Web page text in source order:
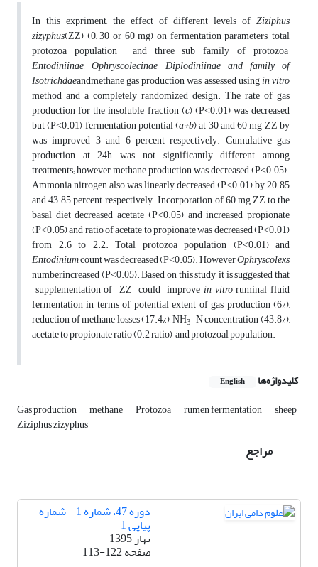
In this expriment, the effect of different levels of Ziziphus
zizyphus(ZZ) (0, 30 or 60 mg) on fermentation parameters, total
protozoa population and three sub family of protozoa
Entodiniinae, Ophryscolecinae, Diplodiniinae and family of
Isotrichdaeandmethane gas production was assessed usingin vitro
method and a completely randomized design. The rate of gas
production for the insoluble fraction (c) (P˂0.01) was decreased
but (P˂0.01) fermentation potential (a+b) at 30 and 60 mg ZZ by
was improved 3 and 6 percent respectively. Cumulative gas
production at 24h was not significantly different among
treatments; however methane production was decreased (P˂0.05).
Ammonia nitrogen also was linearly decreased (P˂0.01) by 20.85
and 43.85 percent, respectively. Incorporation of 60 mg ZZ to the
basal diet decreased acetate (P˂0.05) and increased propionate
(P˂0.05) and ratio of acetate to propionate was decreased (P˂0.01)
from 2.6 to 2.2. Total protozoa population (P˂0.01) and
Entodiniumcount was decreased (P˂0.05). HoweverOphryscolexs
numberincreased (P˂0.05). Based on this study, it is suggested that
supplementation of ZZ could improvein vitroruminal fluid
fermentation in terms of potential extent of gas production (6%),
reduction of methane losses (17.4%), NH3-N concentration (43.8%),
acetate to propionate ratio (0.2 ratio) and protozoal population.
کلیدواژه‌ها English
Gas production methane Protozoa rumen fermentation sheep
Ziziphus zizyphus
مراجع
دوره 47، شماره 1 - شماره
پیاپی 1
بهار 1395
صفحه113-122